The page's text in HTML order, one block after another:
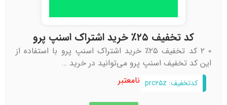
کد تخفیف ۲۵٪ خرید اشتراک اسنپ پرو
۰ ۲ کد تخفیف ۲۵٪ خرید اشتراک اسنپ پرو با استفاده از
این کد تخفیف اسنپ پرو می‌توانید در خرید …
کدتخفیف: prc۲۵z نامعتبر